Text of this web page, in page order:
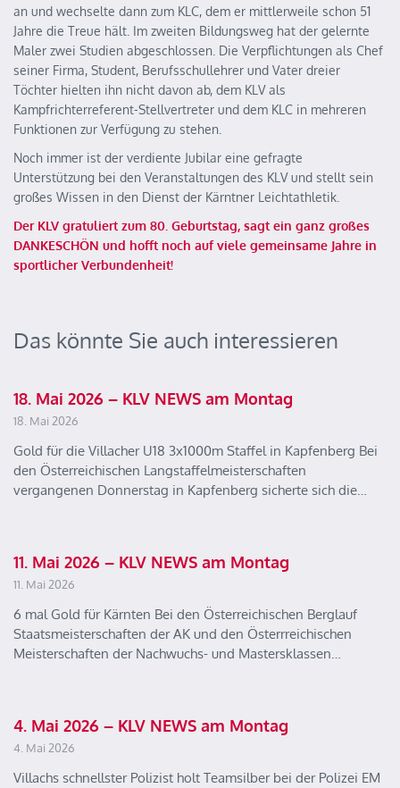
an und wechselte dann zum KLC, dem er mittlerweile schon 51
Jahre die Treue hält. Im zweiten Bildungsweg hat der gelernte
Maler zwei Studien abgeschlossen. Die Verpflichtungen als Chef
seiner Firma, Student, Berufsschullehrer und Vater dreier
Töchter hielten ihn nicht davon ab, dem KLV als
Kampfrichterreferent-Stellvertreter und dem KLC in mehreren
Funktionen zur Verfügung zu stehen.
Noch immer ist der verdiente Jubilar eine gefragte
Unterstützung bei den Veranstaltungen des KLV und stellt sein
großes Wissen in den Dienst der Kärntner Leichtathletik.
Der KLV gratuliert zum 80. Geburtstag, sagt ein ganz großes
DANKESCHÖN und hofft noch auf viele gemeinsame Jahre in
sportlicher Verbundenheit!
Das könnte Sie auch interessieren
18. Mai 2026 – KLV NEWS am Montag
18. Mai 2026
Gold für die Villacher U18 3x1000m Staffel in Kapfenberg Bei
den Österreichischen Langstaffelmeisterschaften
vergangenen Donnerstag in Kapfenberg sicherte sich die…
11. Mai 2026 – KLV NEWS am Montag
11. Mai 2026
6 mal Gold für Kärnten Bei den Österreichischen Berglauf
Staatsmeisterschaften der AK und den Österrreichischen
Meisterschaften der Nachwuchs- und Mastersklassen…
4. Mai 2026 – KLV NEWS am Montag
4. Mai 2026
Villachs schnellster Polizist holt Teamsilber bei der Polizei EM